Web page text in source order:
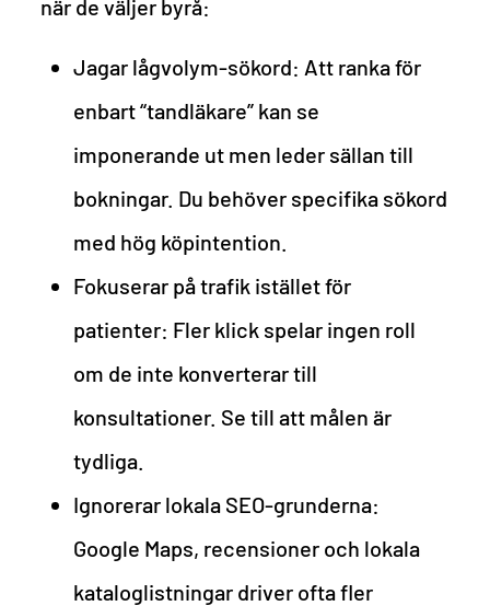
när de väljer byrå:
Jagar lågvolym-sökord: Att ranka för
enbart “tandläkare” kan se
imponerande ut men leder sällan till
bokningar. Du behöver specifika sökord
med hög köpintention.
Fokuserar på trafik istället för
patienter: Fler klick spelar ingen roll
om de inte konverterar till
konsultationer. Se till att målen är
tydliga.
Ignorerar lokala SEO-grunderna:
Google Maps, recensioner och lokala
kataloglistningar driver ofta fler